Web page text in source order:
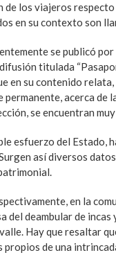
los viajeros
en su contexto son
se publicó
titulada
en su contenido
acerca de
se encuentran
esfuerzo del Estado,
así diversos
en la
del deambular de
Hay que resaltar
propios de una